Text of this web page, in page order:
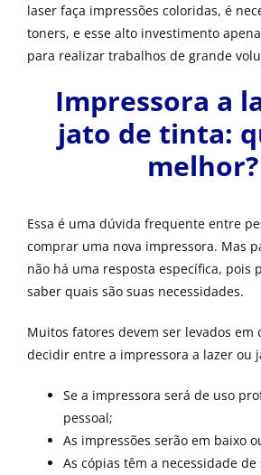
laser faça impressões coloridas, é
toners, e esse alto investimento
para realizar trabalhos de grande
Impressora a
jato de tinta:
melhor?
Essa é uma dúvida frequente entre
comprar uma nova impressora. Mas
não há uma resposta específica, pois
saber quais são suas necessidades.
Muitos fatores devem ser levados em
decidir entre a impressora a lazer ou
Se a impressora será de uso
pessoal;
As impressões serão em baixo
As cópias têm a necessidade